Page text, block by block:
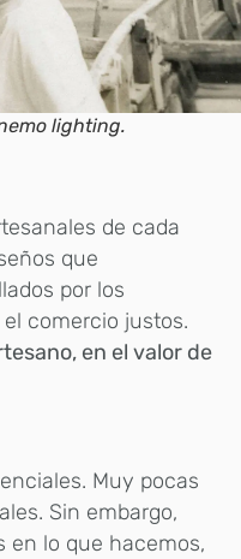
lighting.
de cada
que
por los
comercio justos.
en el valor de
Muy pocas
Sin embargo,
en lo que hacemos,